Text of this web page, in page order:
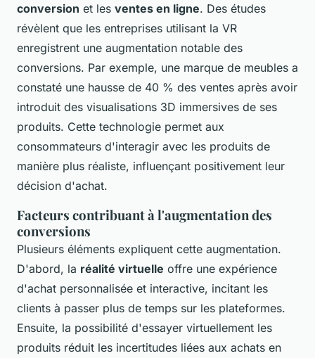
conversion et les ventes en ligne. Des études
révèlent que les entreprises utilisant la VR
enregistrent une augmentation notable des
conversions. Par exemple, une marque de meubles a
constaté une hausse de 40 % des ventes après avoir
introduit des visualisations 3D immersives de ses
produits. Cette technologie permet aux
consommateurs d'interagir avec les produits de
manière plus réaliste, influençant positivement leur
décision d'achat.
Facteurs contribuant à l'augmentation des
conversions
Plusieurs éléments expliquent cette augmentation.
D'abord, la réalité virtuelle offre une expérience
d'achat personnalisée et interactive, incitant les
clients à passer plus de temps sur les plateformes.
Ensuite, la possibilité d'essayer virtuellement les
produits réduit les incertitudes liées aux achats en